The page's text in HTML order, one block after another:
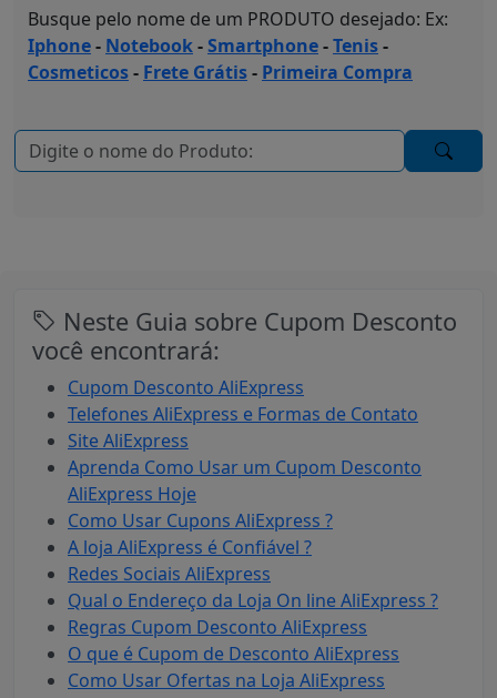
Busque pelo nome de um PRODUTO desejado: Ex:
Iphone- Notebook-Smartphone-Tenis-
Cosmeticos- Frete Grátis- Primeira Compra
Neste Guia sobre Cupom Desconto
você encontrará:
Cupom Desconto AliExpress
Telefones AliExpress e Formas de Contato
Site AliExpress
Aprenda Como Usar um Cupom Desconto
AliExpress Hoje
Como Usar Cupons AliExpress ?
A loja AliExpress é Confiável ?
Redes Sociais AliExpress
Qual o Endereço da Loja On line AliExpress ?
Regras Cupom Desconto AliExpress
O que é Cupom de Desconto AliExpress
Como Usar Ofertas na Loja AliExpress